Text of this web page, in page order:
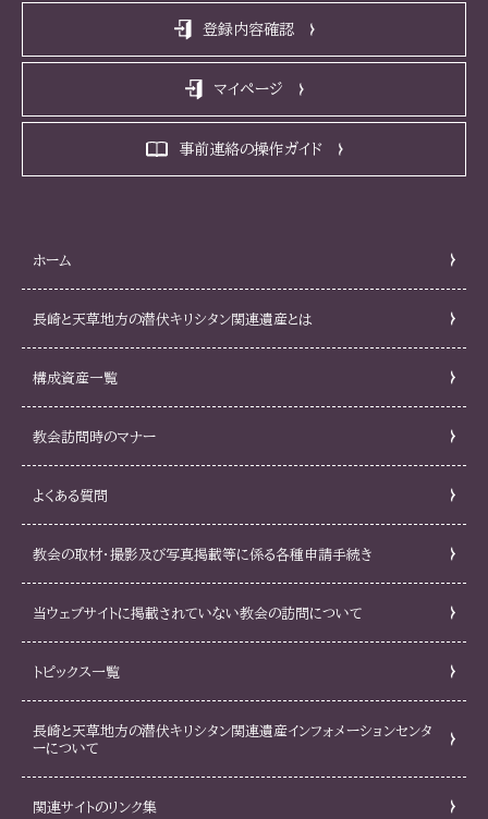
登録内容確認
マイページ
事前連絡の操作ガイド
ホーム
長崎と天草地方の潜伏キリシタン関連遺産とは
構成資産一覧
教会訪問時のマナー
よくある質問
教会の取材・撮影及び写真掲載等に係る各種申請手続き
当ウェブサイトに掲載されていない教会の訪問について
トピックス一覧
長崎と天草地方の潜伏キリシタン関連遺産インフォメーションセンタ
ーについて
関連サイトのリンク集